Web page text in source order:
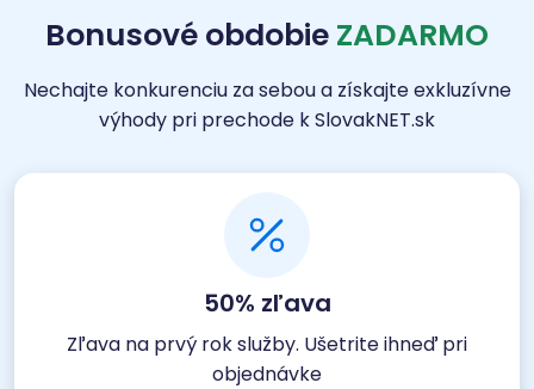
Bonusové obdobie ZADARMO
Nechajte konkurenciu za sebou a získajte exkluzívne
výhody pri prechode k SlovakNET.sk
50% zľava
Zľava na prvý rok služby. Ušetrite ihneď pri
objednávke